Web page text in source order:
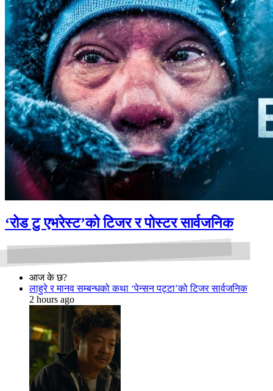
‘रोड टु एभरेस्ट’को टिजर र पोस्टर सार्वजनिक
आज के छ?
लाहुरे र मानव सम्बन्धको कथा ‘पेन्सन पट्टा’को टिजर सार्वजनिक
2 hours ago